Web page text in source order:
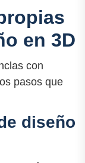
en 3D
con
pasos que
diseño